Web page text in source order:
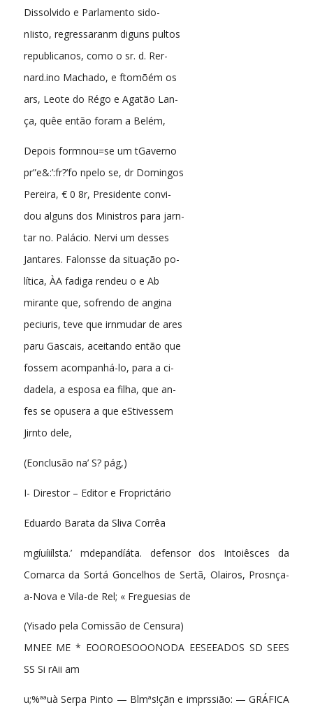
Dissolvido e Parlamento sido-
nIisto, regressaranm diguns pultos
republicanos, como o sr. d. Rer-
nard.ino Machado, e ftomõém os
ars, Leote do Régo e Agatão Lan-
ça, quêe então foram a Belém,
Depois formnou=se um tGaverno
pr”e&:’:fr?’fo npelo se, dr Domingos
Pereira, € 0 8r, Presidente convi-
dou alguns dos Ministros para jarn-
tar no. Palácio. Nervi um desses
Jantares. Falonsse da situação po-
lítica, ÀA fadiga rendeu o e Ab
mirante que, sofrendo de angina
peciuris, teve que irnmudar de ares
paru Gascais, aceitando então que
fossem acompanhá-lo, para a ci-
dadela, a esposa ea filha, que an-
fes se opusera a que eStivessem
Jirnto dele,
(Eonclusão na’ S? pág,)
I- Direstor – Editor e Froprictário
Eduardo Barata da Sliva Corrêa
mgíuíiílsta.’ mdepandíáta. defensor dos Intoiêsces da
Comarca da Sortá Goncelhos de Sertã, Olairos, Prosnça-
a-Nova e Vila-de Rel; « Freguesias de
(Yisado pela Comissão de Censura)
MNEE ME * EOOROESOOONODA EESEEADOS SD SEES
SS Si rAii am
u;%ªªuà Serpa Pinto — Blmªs!çãn e imprssião: — GRÁFICA